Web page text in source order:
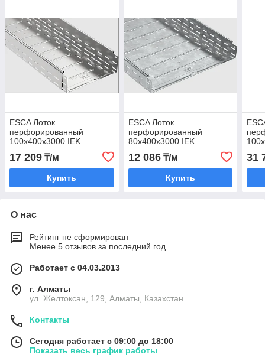
ESCA Лоток
перфорированный
100х400х3000 IEK
17 209 ₸/м
Купить
ESCA Лоток
перфорированный
80х400х3000 IEK
12 086₸/м
Купить
31
О нас
Рейтинг не сформирован
Менее 5 отзывов за последний год
Работает с 04.03.2013
г. Алматы
ул. Желтоксан, 129, Алматы, Казахстан
Контакты
Сегодня работает с 09:00 до 18:00
Показать весь график работы